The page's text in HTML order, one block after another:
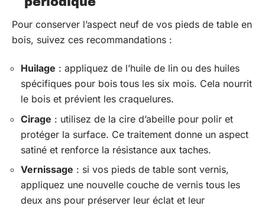
Pour conserver l’aspect neuf de vos pieds de table en
bois, suivez ces recommandations :
Huilage : appliquez de l’huile de lin ou des huiles
spécifiques pour bois tous les six mois. Cela nourrit
le bois et prévient les craquelures.
Cirage : utilisez de la cire d’abeille pour polir et
protéger la surface. Ce traitement donne un aspect
satiné et renforce la résistance aux taches.
Vernissage : si vos pieds de table sont vernis,
appliquez une nouvelle couche de vernis tous les
deux ans pour préserver leur éclat et leur